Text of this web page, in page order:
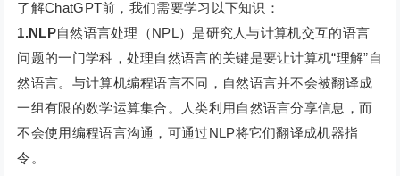
了解ChatGPT前，我们需要学习以下知识：
1.NLP自然语言处理（NPL）是研究人与计算机交互的语言
问题的一门学科，处理自然语言的关键是要让计算机“理解”自
然语言。与计算机编程语言不同，自然语言并不会被翻译成
一组有限的数学运算集合。人类利用自然语言分享信息，而
不会使用编程语言沟通，可通过NLP将它们翻译成机器指
令。